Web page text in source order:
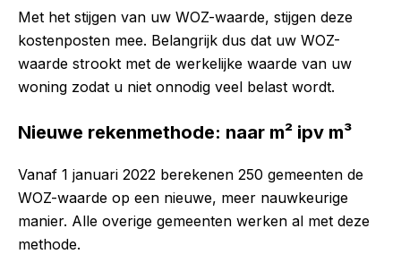
Met het stijgen van uw WOZ-waarde, stijgen deze
kostenposten mee. Belangrijk dus dat uw WOZ-
waarde strookt met de werkelijke waarde van uw
woning zodat u niet onnodig veel belast wordt.
Nieuwe rekenmethode: naar m² ipv m³
Vanaf 1 januari 2022 berekenen 250 gemeenten de
WOZ-waarde op een nieuwe, meer nauwkeurige
manier. Alle overige gemeenten werken al met deze
methode.